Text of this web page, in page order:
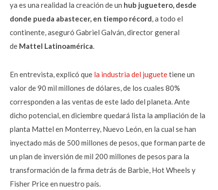
ya es una realidad la creación de un hub juguetero, desde
donde pueda abastecer, en tiempo récord, a todo el
continente, aseguró Gabriel Galván, director general
de Mattel Latinoamérica.
En entrevista, explicó que la industria del juguetetiene un
valor de 90 mil millones de dólares, de los cuales 80%
corresponden a las ventas de este lado del planeta. Ante
dicho potencial, en diciembre quedará lista la ampliación de la
planta Mattel en Monterrey, Nuevo León, en la cual se han
inyectado más de 500 millones de pesos, que forman parte de
un plan de inversión de mil 200 millones de pesos para la
transformación de la firma detrás de Barbie, Hot Wheels y
Fisher Price en nuestro país.